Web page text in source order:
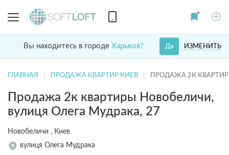
Вы находитесь в городе Харьков? ИЗМЕНИТЬ
Да
ГЛАВНАЯ ПРОДАЖА КВАРТИР КИЕВ ПРОДАЖА 2К
Продажа 2к квартиры Новобеличи,
вулиця Олега Мудрака, 27
Новобеличи , Киев
вулиця Олега Мудрака